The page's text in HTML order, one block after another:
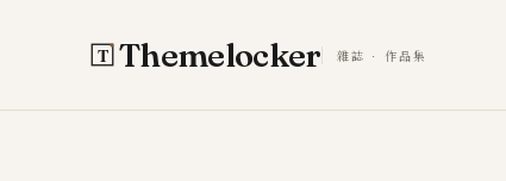
Themelocker 雜誌 · 作品集